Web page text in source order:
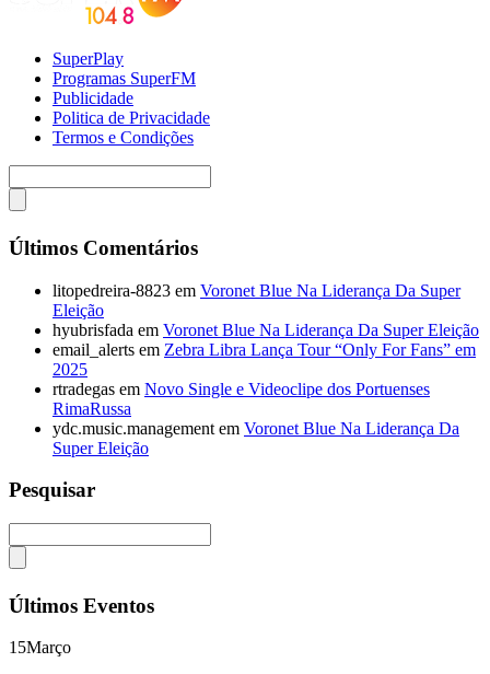
SuperPlay
Programas SuperFM
Publicidade
Politica de Privacidade
Termos e Condições
Últimos Comentários
litopedreira-8823 em Voronet Blue Na Liderança Da Super
Eleição
hyubrisfada em Voronet Blue Na Liderança Da Super Eleição
email_alerts em Zebra Libra Lança Tour “Only For Fans” em
2025
rtradegas em Novo Single e Videoclipe dos Portuenses
RimaRussa
ydc.music.management em Voronet Blue Na Liderança Da
Super Eleição
Pesquisar
Últimos Eventos
15Março